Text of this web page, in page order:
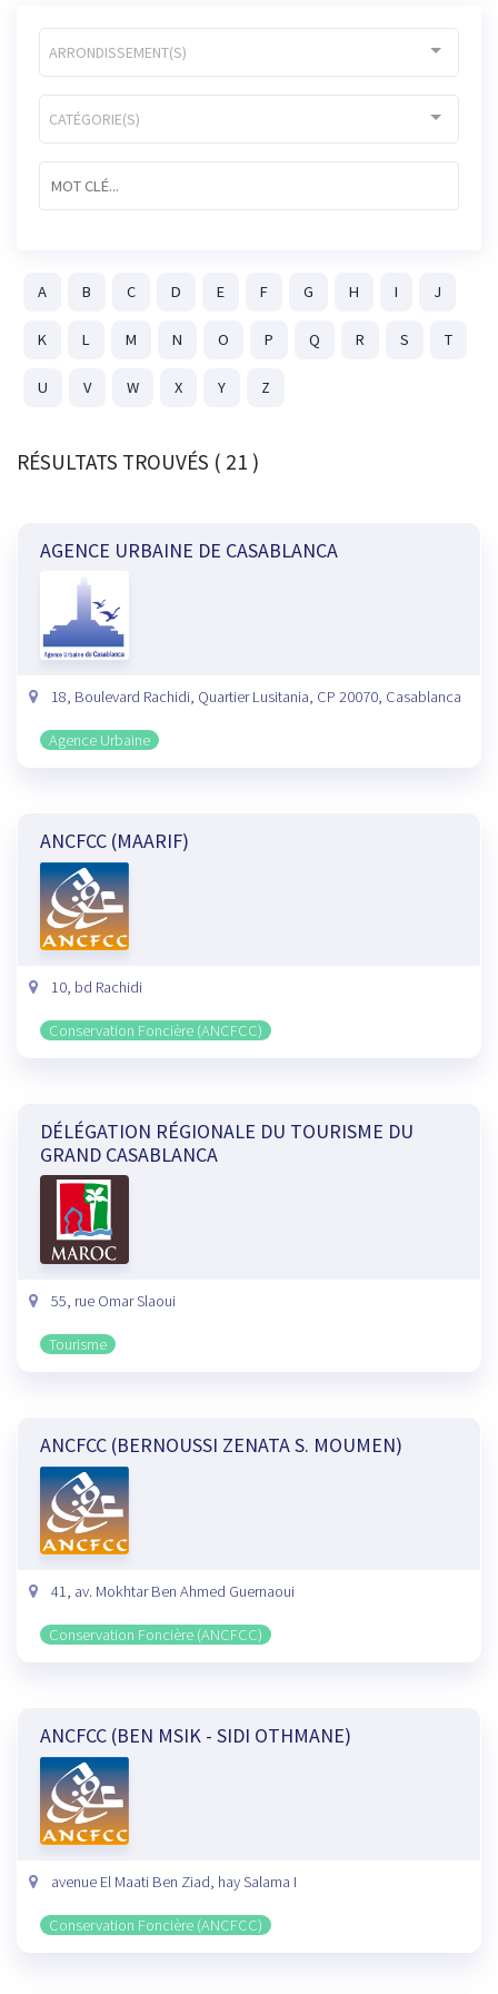
ARRONDISSEMENT(S)
CATÉGORIE(S)
A B C D E F G H I J
K L M N O P Q R S T
U V W X Y Z
RÉSULTATS TROUVÉS ( 21 )
AGENCE URBAINE DE CASABLANCA
18, Boulevard Rachidi, Quartier Lusitania, CP 20070, Casablanca
Agence Urbaine
ANCFCC (MAARIF)
10, bd Rachidi
Conservation Foncière (ANCFCC)
DÉLÉGATION RÉGIONALE DU TOURISME DU
GRAND CASABLANCA
55, rue Omar Slaoui
Tourisme
ANCFCC (BERNOUSSI ZENATA S. MOUMEN)
41, av. Mokhtar Ben Ahmed Guernaoui
Conservation Foncière (ANCFCC)
ANCFCC (BEN MSIK - SIDI OTHMANE)
avenue El Maati Ben Ziad, hay Salama I
Conservation Foncière (ANCFCC)